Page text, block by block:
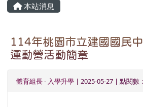
本站消息
114年桃園市立建國國民
運動營活動簡章
體育組長- 入學升學 | 2025-05-27 | 點閱數